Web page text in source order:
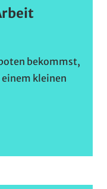
bekommst,
kleinen